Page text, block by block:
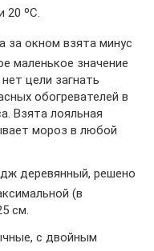
20 ºС.
за окном взята минус
маленькое значение
цели загнать
обогревателей в
Взята лояльная
мороз в любой
деревянный, решено
(в
см.
с двойным